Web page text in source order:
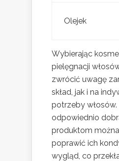
Olejek
Wybierając
pielęgnacji
zwrócić uwagę
skład, jak i na
potrzeby włosów.
odpowiednio
produktom
poprawić ich
wygląd, co